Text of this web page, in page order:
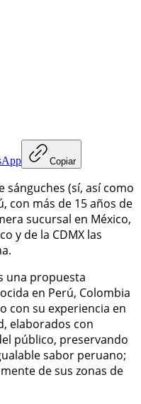
Copiar
sánguches (sí, así como
con más de 15 años de
sucursal en México,
y de la CDMX las
una propuesta
en Perú, Colombia
con su experiencia en
elaborados con
público, preservando
sabor peruano;
de sus zonas de